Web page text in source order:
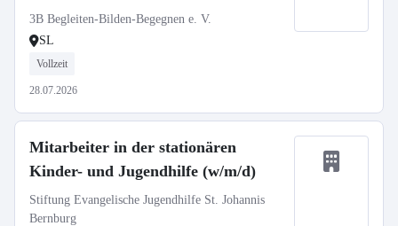
3B Begleiten-Bilden-Begegnen e. V.
SL
Vollzeit
28.07.2026
Mitarbeiter in der stationären
Kinder- und Jugendhilfe (w/m/d)
Stiftung Evangelische Jugendhilfe St. Johannis
Bernburg